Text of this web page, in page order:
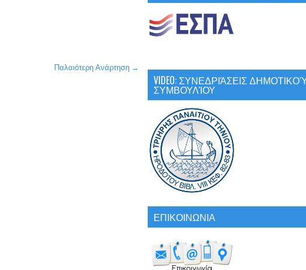
Παλαιότερη Ανάρτηση →
VIDEO: ΣΥΝΕΔΡΙΆΣΕΙΣ
ΣΥΜΒΟΥΛΊΟΥ
ΕΠΙΚΟΙΝΩΝΙΑ